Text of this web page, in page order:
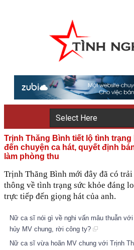
Trịnh Thăng Bình tiết lộ tình
đến chuyện ca hát, quyết định
làm phòng thu
Trịnh Thăng Bình mới đây đã có
thông về tình trạng sức khỏe đáng
trực tiếp đến giọng hát của anh.
Nữ ca sĩ nói gì về nghi vấn mâu thuẫn
hủy MV chung, rời công ty?
Nữ ca sĩ vừa hoãn MV chung với Trịnh